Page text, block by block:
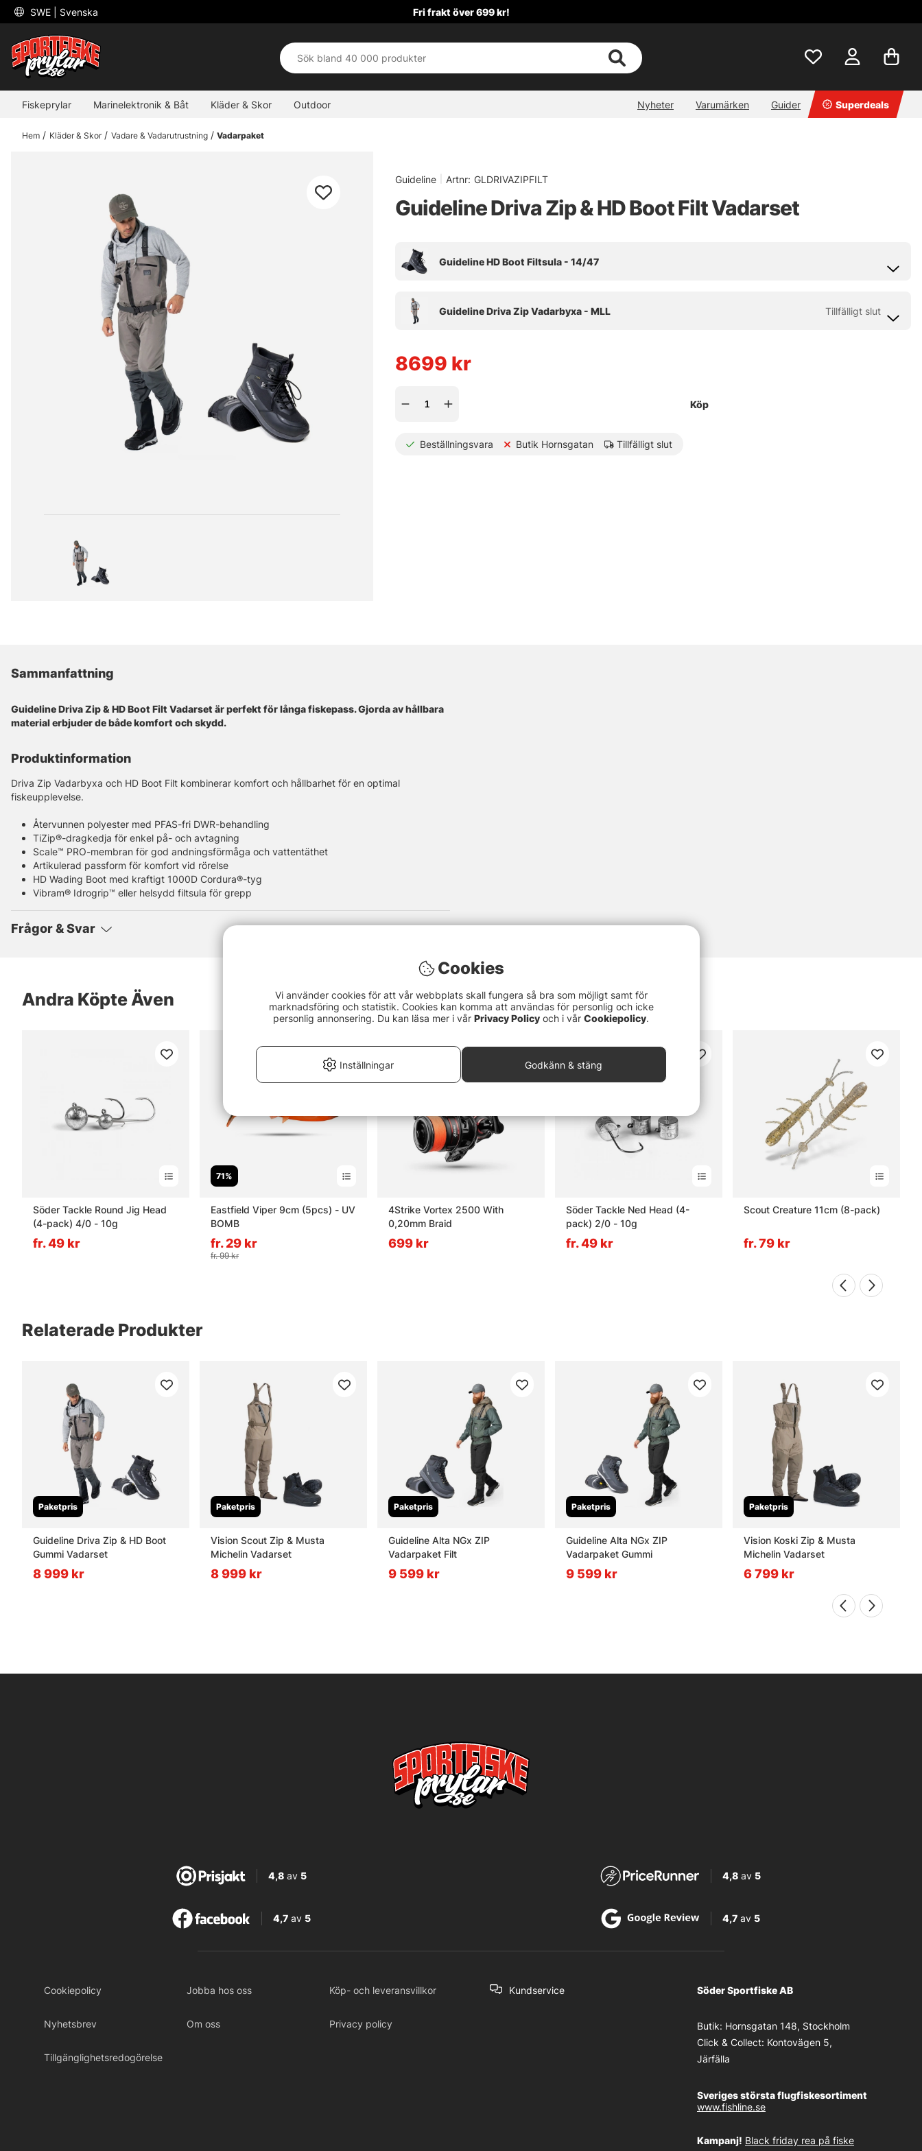
SWE | Svenska Fri frakt över 699 kr!
Fiskeprylar Marinelektronik & Båt Kläder & Skor Outdoor Nyheter Varumärken Guider Superdeals
Hem Kläder & Skor Vadare & Vadarutrustning Vadarpaket
Guideline Artnr: GLDRIVAZIPFILT
Guideline Driva Zip & HD Boot Filt Vadarset
8699 kr
Köp
Beställningsvara Butik Hornsgatan Tillfälligt slut
Sammanfattning
Guideline Driva Zip & HD Boot Filt Vadarset är perfekt för långa fiskepass. Gjorda av hållbara
material erbjuder de både komfort och skydd.
Produktinformation
Driva Zip Vadarbyxa och HD Boot Filt kombinerar komfort och hållbarhet för en optimal
fiskeupplevelse.
Återvunnen polyester med PFAS-fri DWR-behandling
TiZip®-dragkedja för enkel på- och avtagning
Scale™ PRO-membran för god andningsförmåga och vattentäthet
Artikulerad passform för komfort vid rörelse
HD Wading Boot med kraftigt 1000D Cordura®-tyg
Vibram® Idrogrip™ eller helsydd filtsula för grepp
Frågor & Svar
Andra Köpte Även
Söder Tackle Round Jig Head
(4-pack) 4/0 - 10g
fr. 49 kr
71%
Eastfield Viper 9cm (5pcs) - UV
BOMB
fr. 29 kr
fr. 99 kr
4Strike Vortex 2500 With
0,20mm Braid
699 kr
Söder Tackle Ned Head (4-
pack) 2/0 - 10g
fr. 49 kr
Scout Creature 11cm (8-pack)
fr. 79 kr
Relaterade Produkter
Paketpris
Guideline Driva Zip & HD Boot
Gummi Vadarset
8 999 kr
Paketpris
Vision Scout Zip & Musta
Michelin Vadarset
8 999 kr
Paketpris
Guideline Alta NGx ZIP
Vadarpaket Filt
9 599 kr
Paketpris
Guideline Alta NGx ZIP
Vadarpaket Gummi
9 599 kr
Paketpris
Vision Koski Zip & Musta
Michelin Vadarset
6 799 kr
4,8 av5 4,8av 5
4,7av 5 4,7av 5
Cookiepolicy Jobba hos oss Köp- och leveransvillkor
Nyhetsbrev Om oss Privacy policy
Tillgänglighetsredogörelse
Kundservice Söder Sportfiske AB
Butik: Hornsgatan 148, Stockholm
Click & Collect: Kontovägen 5,
Järfälla
Sveriges största flugfiskesortiment
www.fishline.se
Kampanj! Black friday rea på fiske
Cookies
Vi använder cookies för att vår webbplats skall fungera så bra som möjligt samt för
marknadsföring och statistik. Cookies kan komma att användas för personlig och icke
personlig annonsering. Du kan läsa mer i vår Privacy Policy och i vår Cookiepolicy.
Inställningar Godkänn & stäng